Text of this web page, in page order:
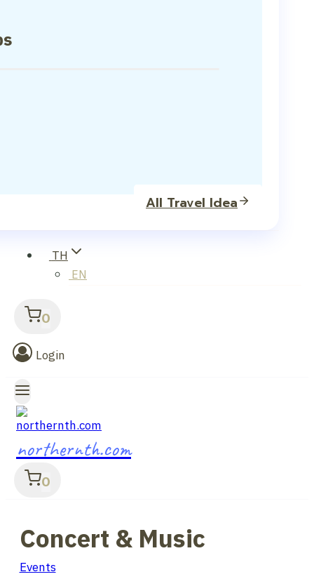
All Travel Idea
TH
EN
0
Login
northernth.com
0
Concert & Music
Events